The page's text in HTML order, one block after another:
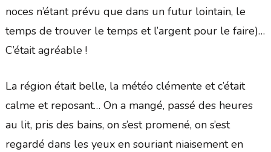
noces n’étant prévu que dans un futur lointain, le
temps de trouver le temps et l’argent pour le faire)…
C’était agréable !
La région était belle, la météo clémente et c’était
calme et reposant… On a mangé, passé des heures
au lit, pris des bains, on s’est promené, on s’est
regardé dans les yeux en souriant niaisement en